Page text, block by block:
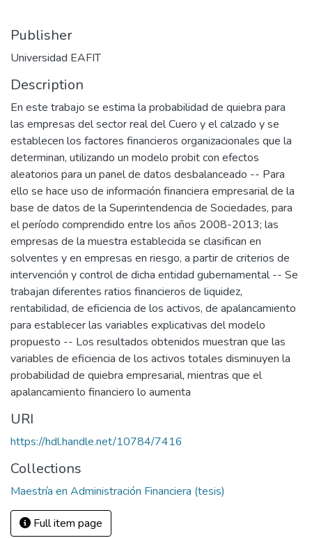
Publisher
Universidad EAFIT
Description
En este trabajo se estima la probabilidad de quiebra para
las empresas del sector real del Cuero y el calzado y se
establecen los factores financieros organizacionales que la
determinan, utilizando un modelo probit con efectos
aleatorios para un panel de datos desbalanceado -- Para
ello se hace uso de información financiera empresarial de la
base de datos de la Superintendencia de Sociedades, para
el período comprendido entre los años 2008-2013; las
empresas de la muestra establecida se clasifican en
solventes y en empresas en riesgo, a partir de criterios de
intervención y control de dicha entidad gubernamental -- Se
trabajan diferentes ratios financieros de liquidez,
rentabilidad, de eficiencia de los activos, de apalancamiento
para establecer las variables explicativas del modelo
propuesto -- Los resultados obtenidos muestran que las
variables de eficiencia de los activos totales disminuyen la
probabilidad de quiebra empresarial, mientras que el
apalancamiento financiero lo aumenta
URI
https://hdl.handle.net/10784/7416
Collections
Maestría en Administración Financiera (tesis)
Full item page